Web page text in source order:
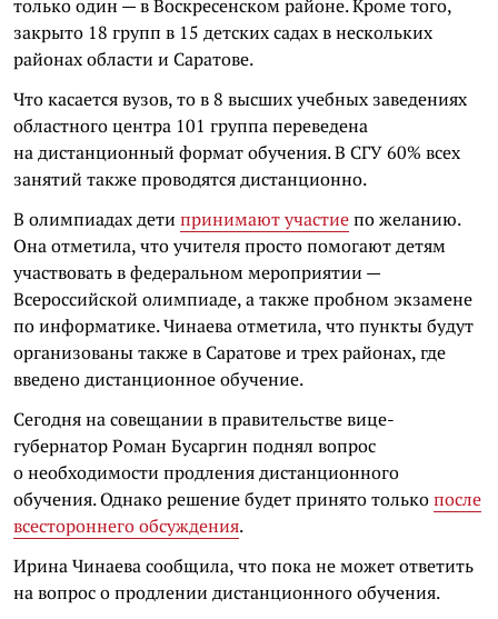
только один — в Воскресенском районе. Кроме того,
закрыто 18 групп в 15 детских садах в нескольких
районах области и Саратове.
Что касается вузов, то в 8 высших учебных заведениях
областного центра 101 группа переведена
на дистанционный формат обучения. В СГУ 60% всех
занятий также проводятся дистанционно.
В олимпиадах дети принимают участиепо желанию.
Она отметила, что учителя просто помогают детям
участвовать в федеральном мероприятии —
Всероссийской олимпиаде, а также пробном экзамене
по информатике. Чинаева отметила, что пункты будут
организованы также в Саратове и трех районах, где
введено дистанционное обучение.
Сегодня на совещании в правительстве вице-
губернатор Роман Бусаргин поднял вопрос
о необходимости продления дистанционного
обучения. Однако решение будет принято толькопосле
всестороннего обсуждения.
Ирина Чинаева сообщила, что пока не может ответить
на вопрос о продлении дистанционного обучения.